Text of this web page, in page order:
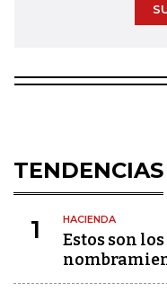
TENDENCIAS
1 HACIENDA
Estos son